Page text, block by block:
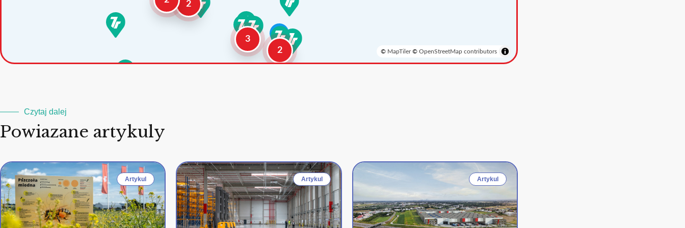
2
2
3
© MapTiler© OpenStreetMap contributors
Czytaj dalej
Powiazane artykuly
Artykul Artykul Artykul